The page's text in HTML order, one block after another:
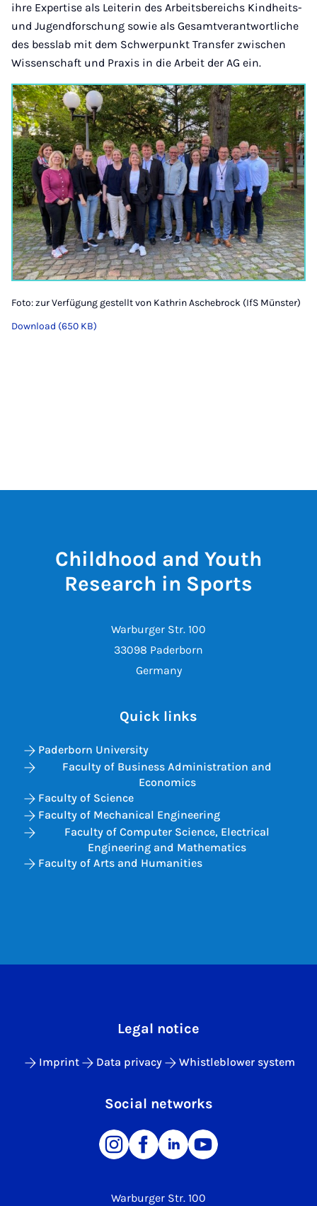
ihre Expertise als Leiterin des Arbeitsbereichs Kindheits-
und Jugendforschung sowie als Gesamtverantwortliche
des besslab mit dem Schwerpunkt Transfer zwischen
Wissenschaft und Praxis in die Arbeit der AG ein.
Foto: zur Verfügung gestellt von Kathrin Aschebrock (IfS Münster)
Download (650 KB)
Childhood and Youth
Research in Sports
Warburger Str. 100
33098 Paderborn
Germany
Quick links
Paderborn University
Faculty of Business Administration and
Economics
Faculty of Science
Faculty of Mechanical Engineering
Faculty of Computer Science, Electrical
Engineering and Mathematics
Faculty of Arts and Humanities
Warburger Str. 100
Legal notice
Imprint Data privacy Whistleblower system
Social networks